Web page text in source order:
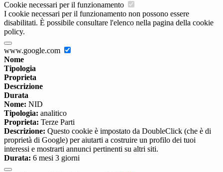
Cookie necessari per il funzionamento
I cookie necessari per il funzionamento non possono essere
disabilitati. È possibile consultare l'elenco nella pagina della cookie
policy.
www.google.com
Nome
Tipologia
Proprieta
Descrizione
Durata
Nome: NID
Tipologia: analitico
Proprieta: Terze Parti
Descrizione: Questo cookie è impostato da DoubleClick (che è di
proprietà di Google) per aiutarti a costruire un profilo dei tuoi
interessi e mostrarti annunci pertinenti su altri siti.
Durata: 6 mesi 3 giorni